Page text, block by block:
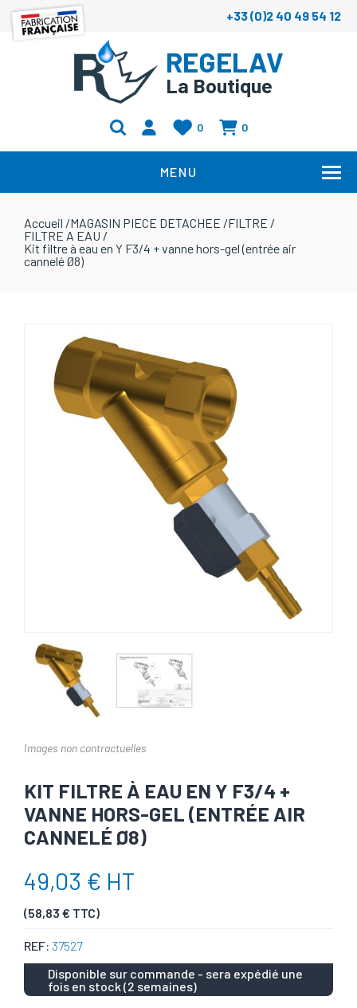
+33 (0)2 40 49 54 12
REGELAV
La Boutique
0 0
MENU
Accueil /MAGASIN PIECE DETACHEE /FILTRE /
FILTRE A EAU /
Kit filtre à eau en Y F3/4 + vanne hors-gel (entrée air
cannelé Ø8)
Images non contractuelles
KIT FILTRE À EAU EN Y F3/4 +
VANNE HORS-GEL (ENTRÉE AIR
CANNELÉ Ø8)
49,03 € HT
(58,83 € TTC)
REF: 37527
Disponible sur commande - sera expédié une
fois en stock (2 semaines)